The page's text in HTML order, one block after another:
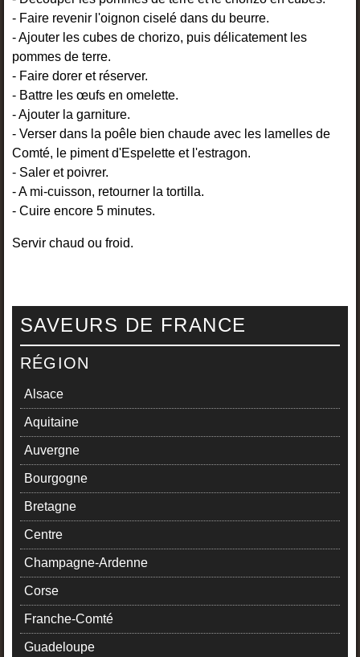
- Faire revenir l'oignon ciselé dans du beurre.
- Ajouter les cubes de chorizo, puis délicatement les
pommes de terre.
- Faire dorer et réserver.
- Battre les œufs en omelette.
- Ajouter la garniture.
- Verser dans la poêle bien chaude avec les lamelles de
Comté, le piment d'Espelette et l'estragon.
- Saler et poivrer.
- A mi-cuisson, retourner la tortilla.
- Cuire encore 5 minutes.
Servir chaud ou froid.
SAVEURS DE FRANCE
RÉGION
Alsace
Aquitaine
Auvergne
Bourgogne
Bretagne
Centre
Champagne-Ardenne
Corse
Franche-Comté
Guadeloupe